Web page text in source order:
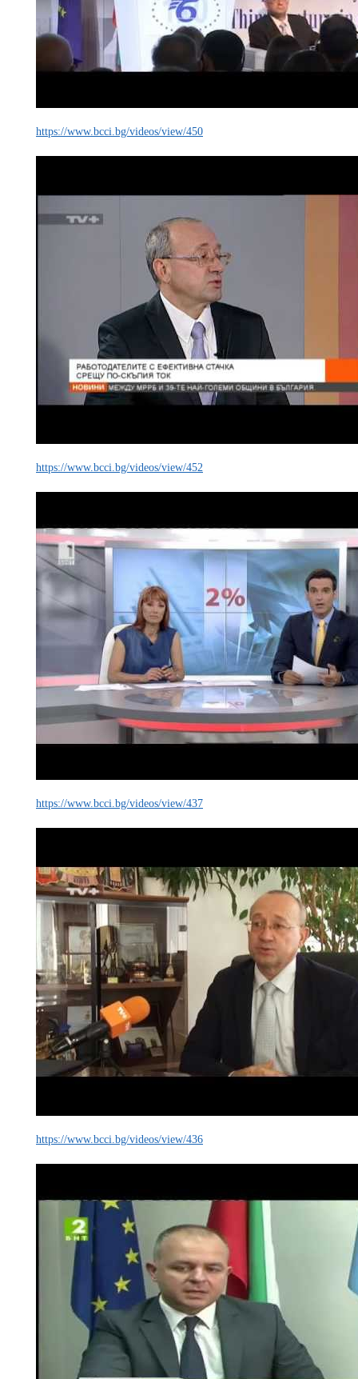
https://www.bcci.bg/videos/view/450
https://www.bcci.bg/videos/view/452
https://www.bcci.bg/videos/view/437
https://www.bcci.bg/videos/view/436